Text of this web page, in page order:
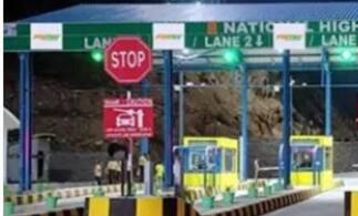
ఈ వార్తాకథనం ఏంటి
జాతీయ రహదారులపై ప్రయాణించే
టోల్‌గేట్‌ల వద్ద సమయనష్టాన్ని
ఈ పాస్‌ను ఈ ఏడాది ఆగస్టు 15,